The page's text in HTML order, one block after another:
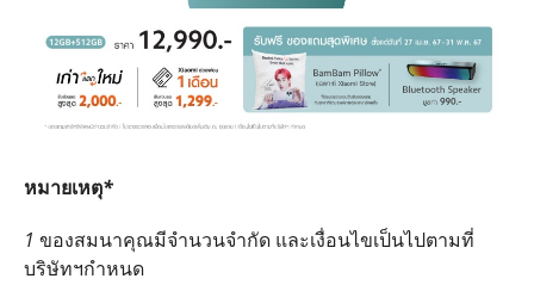
หมายเหตุ*
1 ของสมนาคุณมีจำนวนจำกัด และเงื่อนไขเป็นไปตามที่
บริษัทฯกำหนด